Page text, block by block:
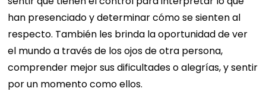
han presenciado y determinar cómo se sienten al
respecto. También les brinda la oportunidad de ver
el mundo a través de los ojos de otra persona,
comprender mejor sus dificultades o alegrías, y sentir
por un momento como ellos.